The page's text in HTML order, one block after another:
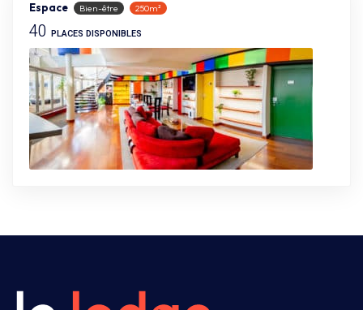
Espace Bien-être 250m²
40 PLACES DISPONIBLES